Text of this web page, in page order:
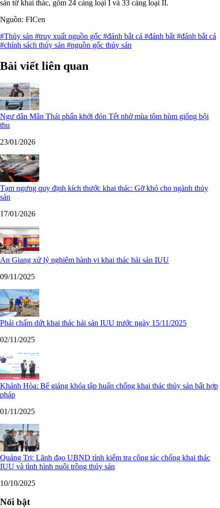
sản từ khai thác, gồm 24 cảng loại I và 33 cảng loại II.
Nguồn: FICen
#Thủy sản #truy xuất nguồn gốc #đánh bắt cá #đánh bắt #đánh bắt cá
#chính sách thủy sản #nguồn gốc thủy sản
Bài viết liên quan
Ngư dân Mân Thái phấn khởi đón Tết nhờ mùa tôm hùm giống bội
thu
23/01/2026
Tạm ngưng quy định kích thước khai thác: Gỡ khó cho ngành thủy
sản
17/01/2026
An Giang xử lý nghiêm hành vi khai thác hải sản IUU
09/11/2025
Phải chấm dứt khai thác hải sản IUU trước ngày 15/11/2025
02/11/2025
Khánh Hòa: Bế giảng khóa tập huấn chống khai thác thủy sản bất hợp
pháp
01/11/2025
Quảng Trị: Lãnh đạo UBND tỉnh kiểm tra công tác chống khai thác
IUU và tình hình nuôi trồng thủy sản
10/10/2025
Nổi bật